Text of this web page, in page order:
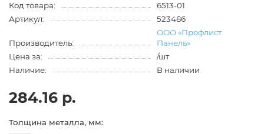
Код товара:
6513-01
Артикул:
523486
Производитель:
ООО «Профлист
Панель»
Цена за:
/шт
Наличие:
В наличии
284.16 р.
Толщина металла, мм: